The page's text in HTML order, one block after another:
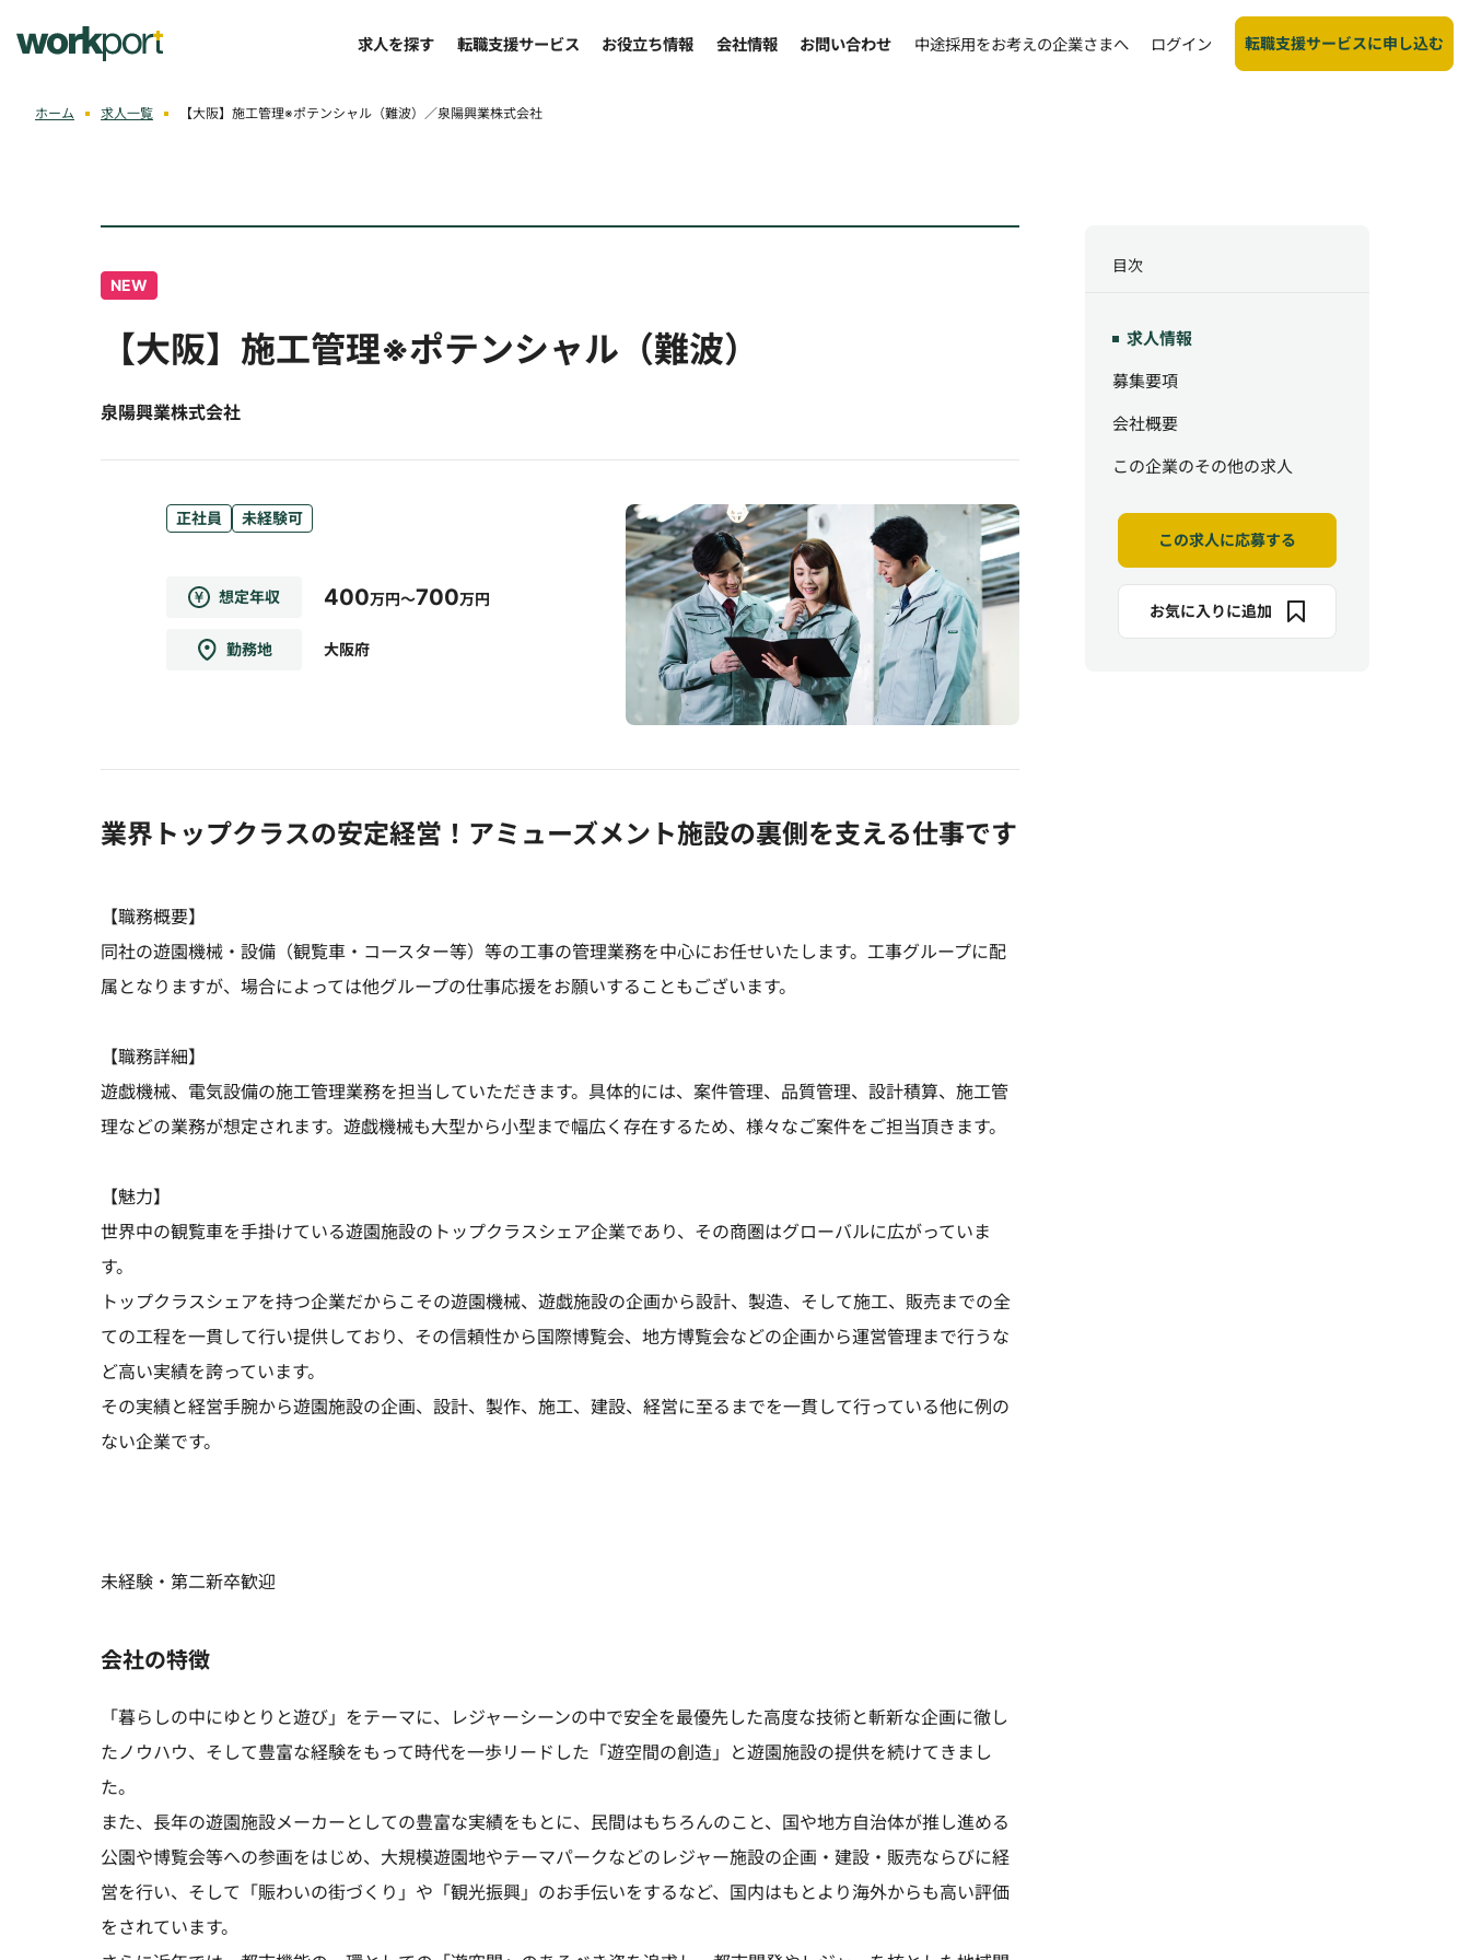
求人を探す 転職支援サービス お役立ち情報 会社情報 お問い合わせ 中途採用をお考えの企業さまへ ログイン 転職支援サービスに申し込む
ホーム 求人一覧 【大阪】施工管理※ポテンシャル（難波）／泉陽興業株式会社
NEW
【大阪】施工管理※ポテンシャル（難波）
泉陽興業株式会社
正社員 未経験可
想定年収 400万円～700万円
勤務地 大阪府
業界トップクラスの安定経営！アミューズメント施設の裏側を支える仕事です
【職務概要】
同社の遊園機械・設備（観覧車・コースター等）等の工事の管理業務を中心にお任せいたします。工事グループに配
属となりますが、場合によっては他グループの仕事応援をお願いすることもございます。
【職務詳細】
遊戯機械、電気設備の施工管理業務を担当していただきます。具体的には、案件管理、品質管理、設計積算、施工管
理などの業務が想定されます。遊戯機械も大型から小型まで幅広く存在するため、様々なご案件をご担当頂きます。
【魅力】
世界中の観覧車を手掛けている遊園施設のトップクラスシェア企業であり、その商圏はグローバルに広がっていま
す。
トップクラスシェアを持つ企業だからこその遊園機械、遊戯施設の企画から設計、製造、そして施工、販売までの全
ての工程を一貫して行い提供しており、その信頼性から国際博覧会、地方博覧会などの企画から運営管理まで行うな
ど高い実績を誇っています。
その実績と経営手腕から遊園施設の企画、設計、製作、施工、建設、経営に至るまでを一貫して行っている他に例の
ない企業です。
未経験・第二新卒歓迎
会社の特徴
「暮らしの中にゆとりと遊び」をテーマに、レジャーシーンの中で安全を最優先した高度な技術と斬新な企画に徹し
たノウハウ、そして豊富な経験をもって時代を一歩リードした「遊空間の創造」と遊園施設の提供を続けてきまし
た。
また、長年の遊園施設メーカーとしての豊富な実績をもとに、民間はもちろんのこと、国や地方自治体が推し進める
公園や博覧会等への参画をはじめ、大規模遊園地やテーマパークなどのレジャー施設の企画・建設・販売ならびに経
営を行い、そして「賑わいの街づくり」や「観光振興」のお手伝いをするなど、国内はもとより海外からも高い評価
をされています。
目次
求人情報
募集要項
会社概要
この企業のその他の求人
この求人に応募する
お気に入りに追加